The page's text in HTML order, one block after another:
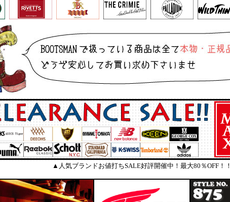
▲人気ブランドお値打ちSALE好評開催中！最大80％OFF！！